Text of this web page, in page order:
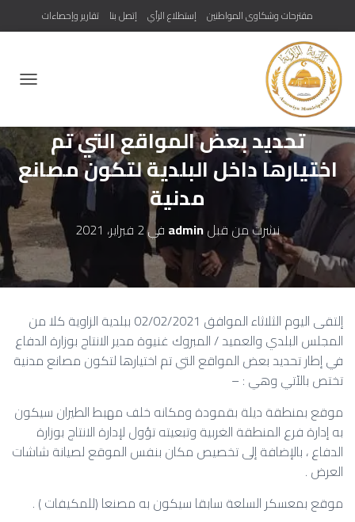
مقترحات وشكاوى المواطنين إستطلاع الرأي إتصل بنا تقارير وإحصاءات
ل
ا
ل
ت
ن
ق
ل
تحديد بعض المواقع التي تم
اختيارها داخل البلدية لتكون مصانع
مدنية
نشرت من قبلadmin في2 فبراير، 2021
إلتقى اليوم الثلاثاء الموافق 02/02/2021 ببلدية الزاوية كلا من
المجلس البلدي والعميد / المبروك غنيوة مدير الانتاج بوزارة الدفاع
في إطار تحديد بعض المواقع التي تم اختيارها لتكون مصانع مدنية
تختص بالآتي وهي : –
موقع بمنطقة ديلة بقمودة ومكانه خلف مهبط الطيران سيكون
به إدارة فرع المنطقة الغربية وتبعيته تؤول لإدارة الانتاج بوزارة
الدفاع ، بالإضافة إلى تخصيص مكان بنفس الموقع لصيانة شاشات
العرض .
موقع بمعسكر السلعة سابقا سيكون به مصنعا (للمكيفات ) .